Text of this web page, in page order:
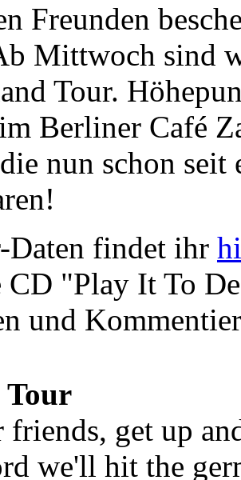
Freunden
Mittwoch sind
Tour.
Berliner Café
nun schon
Daten findet ihr
CD "Play It To
und
Tour
get up
we'll hit the